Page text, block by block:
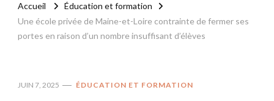
Accueil
Éducation et formation
Une école privée de Maine-et-Loire contrainte de fermer ses
portes en raison d’un nombre insuffisant d’élèves
JUIN 7, 2025 ÉDUCATION ET FORMATION